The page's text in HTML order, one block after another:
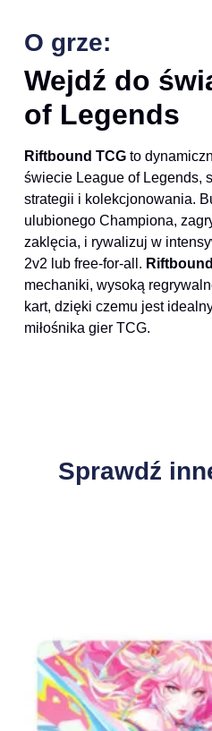
O grze:
Wejdź do
of Legends
Riftbound TCGto
świecie League of Legends,
strategii i kolekcjonowania.
ulubionego Championa,
zaklęcia, i rywalizuj w
2v2 lub free-for-all. Riftbound
mechaniki, wysoką
kart, dzięki czemu jest
miłośnika gier TCG.
Sprawdź